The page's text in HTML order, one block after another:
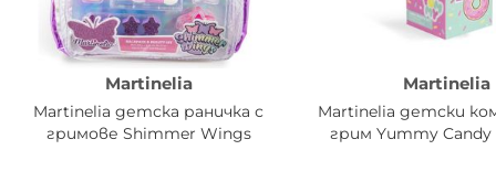
Martinelia
Martinelia детска раничка с
гримове Shimmer Wings
Martinelia
Martinelia детски
грим Yummy